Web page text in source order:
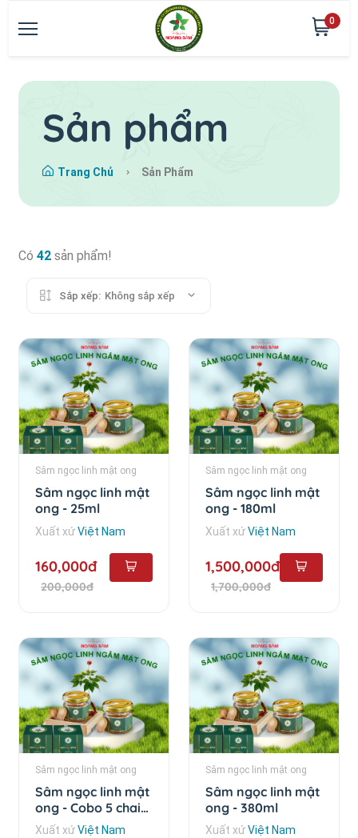
0
Sản phẩm
Trang Chủ Sản Phẩm
Có42 sản phẩm!
Sắp xếp: Không sắp xếp
Sâm ngọc linh mật ong
Sâm ngọc linh mật
ong - 25ml
Xuất xứViệt Nam
160,000đ
200,000đ
Sâm ngọc linh mật ong
Sâm ngọc linh mật
ong - 180ml
Xuất xứViệt Nam
1,500,000đ
1,700,000đ
Sâm ngọc linh mật ong
Sâm ngọc linh mật
ong - Cobo 5 chai
loại 25ml
Xuất xứViệt Nam
Sâm ngọc linh mật ong
Sâm ngọc linh mật
ong - 380ml
Xuất xứViệt Nam